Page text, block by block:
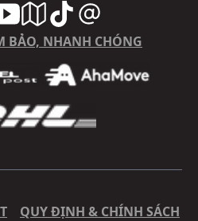
BẢO, NHANH CHÓNG
QUY ĐỊNH & CHÍNH SÁCH